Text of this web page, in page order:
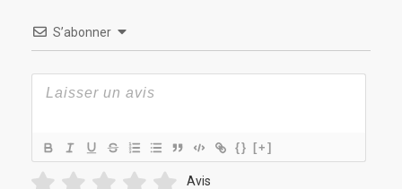
S’abonner
{} [+]
Avis